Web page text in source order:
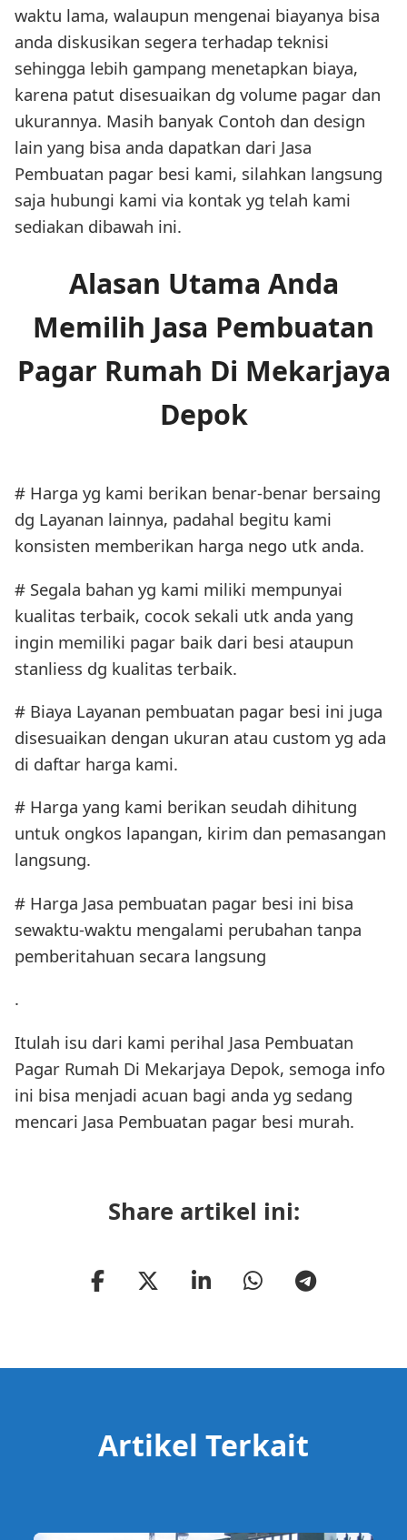
waktu lama, walaupun mengenai biayanya bisa
anda diskusikan segera terhadap teknisi
sehingga lebih gampang menetapkan biaya,
karena patut disesuaikan dg volume pagar dan
ukurannya. Masih banyak Contoh dan design
lain yang bisa anda dapatkan dari Jasa
Pembuatan pagar besi kami, silahkan langsung
saja hubungi kami via kontak yg telah kami
sediakan dibawah ini.
Alasan Utama Anda
Memilih Jasa Pembuatan
Pagar Rumah Di Mekarjaya
Depok
# Harga yg kami berikan benar-benar bersaing
dg Layanan lainnya, padahal begitu kami
konsisten memberikan harga nego utk anda.
# Segala bahan yg kami miliki mempunyai
kualitas terbaik, cocok sekali utk anda yang
ingin memiliki pagar baik dari besi ataupun
stanliess dg kualitas terbaik.
# Biaya Layanan pembuatan pagar besi ini juga
disesuaikan dengan ukuran atau custom yg ada
di daftar harga kami.
# Harga yang kami berikan seudah dihitung
untuk ongkos lapangan, kirim dan pemasangan
langsung.
# Harga Jasa pembuatan pagar besi ini bisa
sewaktu-waktu mengalami perubahan tanpa
pemberitahuan secara langsung
.
Itulah isu dari kami perihal Jasa Pembuatan
Pagar Rumah Di Mekarjaya Depok, semoga info
ini bisa menjadi acuan bagi anda yg sedang
mencari Jasa Pembuatan pagar besi murah.
Share artikel ini:
Artikel Terkait